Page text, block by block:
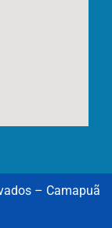
– Camapuã